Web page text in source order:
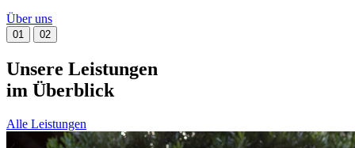
Über uns
01 02
Unsere Leistungen
im Überblick
Alle Leistungen